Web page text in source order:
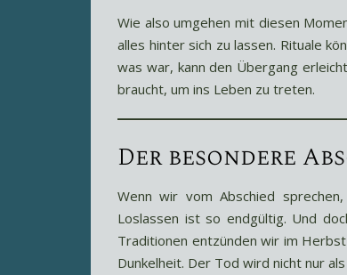
Wie also umgehen mit diesen
alles hinter sich zu lassen. Rituale
was war, kann den Übergang
braucht, um ins Leben zu treten.
Der besondere
Wenn wir vom Abschied
Loslassen ist so endgültig. Und
Traditionen entzünden wir im
Dunkelheit. Der Tod wird nicht nur